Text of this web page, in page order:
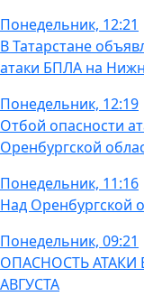
Понедельник, 12:21
В Татарстане
атаки БПЛА на
Понедельник, 12:19
Отбой опасности
Оренбургской
Понедельник, 11:16
Над Оренбургской
Понедельник, 09:21
ОПАСНОСТЬ АТАКИ
АВГУСТА